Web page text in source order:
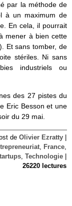
par la méthode de
à un maximum de
En cela, il pourrait
mener à bien cette
Et sans tomber, de
stériles. Ni sans
industriels ou
des 27 pistes du
Eric Besson et une
du 29 mai.
de Olivier Ezratty
France
Technologie
26220 lectures